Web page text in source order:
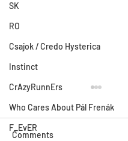
SK
RO
Csajok / Credo Hysterica
Instinct
CrAzyRunnErs
Who Cares About Pál Frenák
F_EvER
Comments